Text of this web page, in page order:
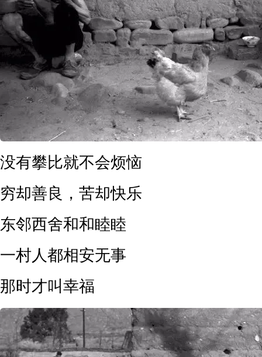
没有攀比就不会烦恼
穷却善良，苦却快乐
东邻西舍和和睦睦
一村人都相安无事
那时才叫幸福